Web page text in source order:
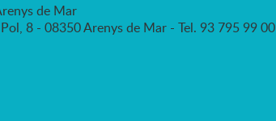
de Mar
8 - 08350 Arenys de Mar - Tel. 93 795 99 00